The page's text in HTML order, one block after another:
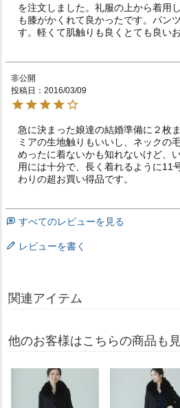
を注文しました。礼服の上から着用
も膝がかくれて良かったです。パン
す。軽くて肌触りも良くとても良い
非公開
投稿日
2016/03/09
急に決まった娘達の結婚準備に２枚
ミアの生地触りもいいし、ネックの
めったに着ないかも知れないけど、
用には十分で、長く着れるように11
わりの超お買い得品です。
すべてのレビューを見る
レビューを書く
関連アイテム
他のお客様はこちらの商品も